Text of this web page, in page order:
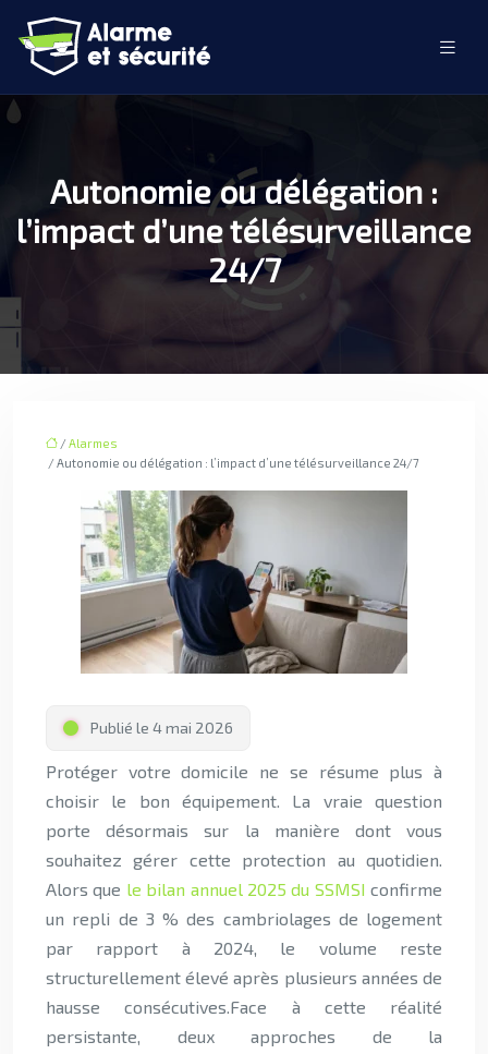
Autonomie ou délégation :
l’impact d’une télésurveillance
24/7
/ Alarmes
/ Autonomie ou délégation : l’impact d’une télésurveillance 24/7
Publié le 4 mai 2026
Protéger votre domicile ne se résume plus à
choisir le bon équipement. La vraie question
porte désormais sur la manière dont vous
souhaitez gérer cette protection au quotidien.
Alors que le bilan annuel 2025 du SSMSI confirme
un repli de 3 % des cambriolages de logement
par rapport à 2024, le volume reste
structurellement élevé après plusieurs années de
hausse consécutives.Face à cette réalité
persistante, deux approches de la